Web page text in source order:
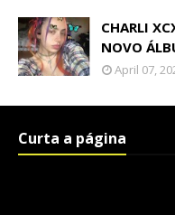
CHARLI
NOVO
April 07,
Curta a página